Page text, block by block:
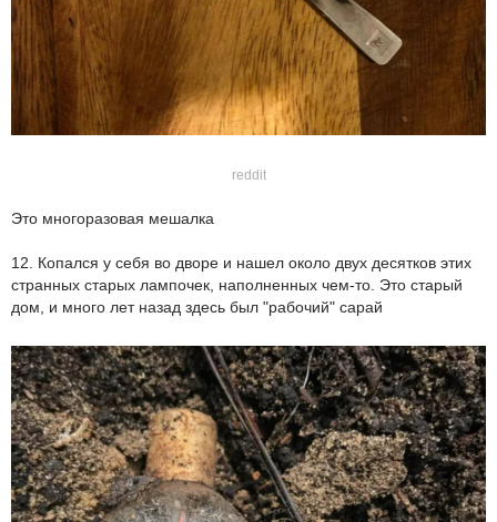
reddit
Это многоразовая мешалка
12. Копался у себя во дворе и нашел около двух десятков этих
странных старых лампочек, наполненных чем-то. Это старый
дом, и много лет назад здесь был "рабочий" сарай